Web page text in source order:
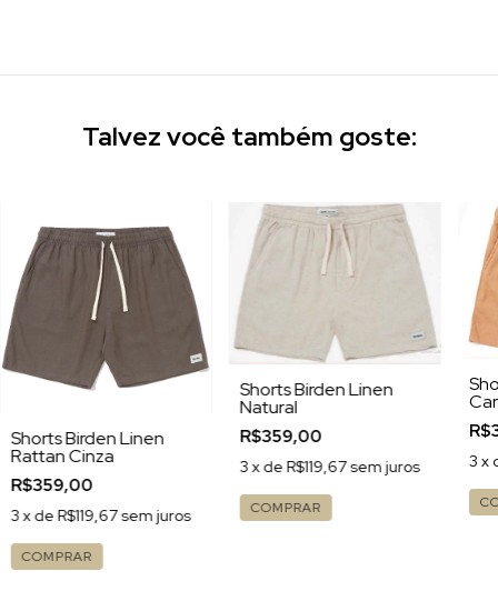
Talvez você também goste:
Shorts Birden Linen
Rattan Cinza
R$359,00
3 x de R$119,67sem juros
COMPRAR
Shorts Birden Linen
Natural
R$359,00
3 x de R$119,67sem juros
COMPRAR
3 x